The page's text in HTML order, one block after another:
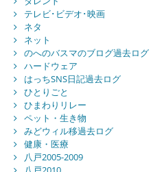
テレビ･ビデオ･映画
ネタ
ネット
のへのバスマのブログ過去ログ
ハードウェア
はっちSNS日記過去ログ
ひとりごと
ひまわりリレー
ペット・生き物
みどウィル移過去ログ
健康・医療
八戸2005-2009